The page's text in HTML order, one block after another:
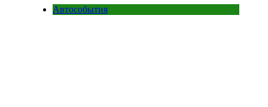
Автособытия